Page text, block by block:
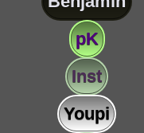
pK
Inst
Youpi